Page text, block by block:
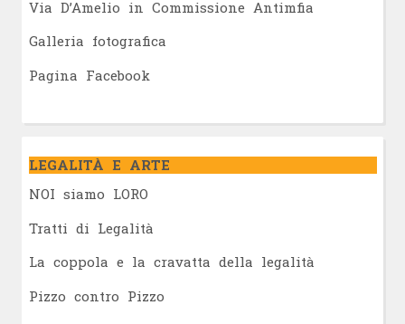
Via D’Amelio in Commissione Antimfia
Galleria fotografica
Pagina Facebook
LEGALITÀ E ARTE
NOI siamo LORO
Tratti di Legalità
La coppola e la cravatta della legalità
Pizzo contro Pizzo